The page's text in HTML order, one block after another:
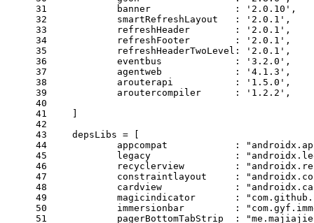
31
32
33
34
35
36
37
38
39
40
41
42
43
44
45
46
47
48
49
50
51
            banner               :
'2.0.10' ,
            smartRefreshLayout   :
'2.0.1' ,
            refreshHeader        :
'2.0.1' ,
            refreshFooter        :
'2.0.1' ,
            refreshHeaderTwoLevel:
'2.0.1' ,
            eventbus             :
'3.2.0' ,
            agentweb             :
'4.1.3' ,
            arouterapi           :
'1.5.0' ,
            aroutercompiler      :
'1.2.2' ,
    depsLibs = [
            appcompat            :
            legacy               :
            recyclerview         :
            constraintlayout     :
            cardview             :
            magicindicator       :
            immersionbar         :
            pagerBottomTabStrip  :